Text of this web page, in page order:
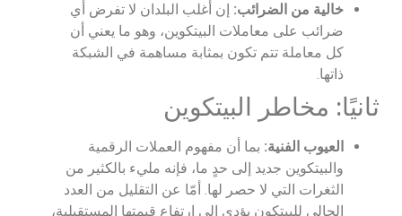
خالية من الضرائب: إن أغلب البلدان لا تفرض أي
ضرائب على معاملات البيتكوين، وهو ما يعني أن
كل معاملة تتم تكون بمثابة مساهمة في الشبكة
ذاتها.
ثانيًا: مخاطر البيتكوين
العيوب الفنية: بما أن مفهوم العملات الرقمية
والبيتكوين جديد إلى حدٍ ما، فإنه مليء بالكثير من
الثغرات التي لا حصر لها. أمّا عن التقليل من العدد
الحالي للبيتكون يؤدي إلى ارتفاع قيمتها المستقبلية،